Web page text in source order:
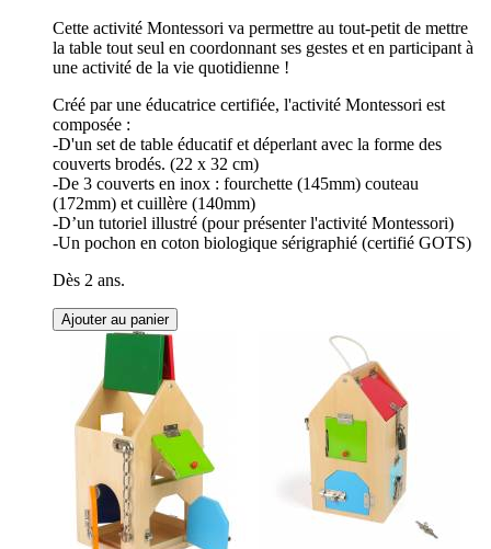
Cette activité Montessori va permettre au tout-petit de mettre
la table tout seul en coordonnant ses gestes et en participant à
une activité de la vie quotidienne !
Créé par une éducatrice certifiée, l'activité Montessori est
composée :
-D'un set de table éducatif et déperlant avec la forme des
couverts brodés. (22 x 32 cm)
-De 3 couverts en inox : fourchette (145mm) couteau
(172mm) et cuillère (140mm)
-D’un tutoriel illustré (pour présenter l'activité Montessori)
-Un pochon en coton biologique sérigraphié (certifié GOTS)
Dès 2 ans.
Ajouter au panier